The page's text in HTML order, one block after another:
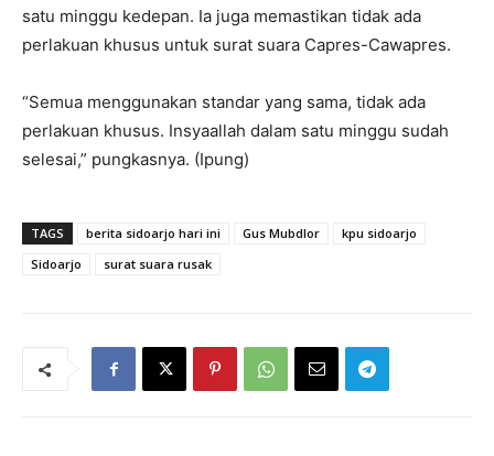
satu minggu kedepan. Ia juga memastikan tidak ada
perlakuan khusus untuk surat suara Capres-Cawapres.
“Semua menggunakan standar yang sama, tidak ada
perlakuan khusus. Insyaallah dalam satu minggu sudah
selesai,” pungkasnya. (Ipung)
TAGS berita sidoarjo hari ini Gus Mubdlor
kpu sidoarjo
Sidoarjo
surat suara rusak